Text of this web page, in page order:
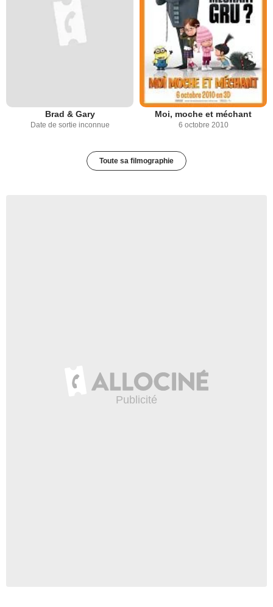
Brad & Gary
Date de sortie inconnue
Moi, moche et méchant
6 octobre 2010
Toute sa filmographie